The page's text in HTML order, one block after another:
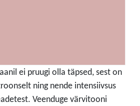
ei pruugi olla täpsed, sest on
ning nende intensiivsus
Veenduge värvitooni